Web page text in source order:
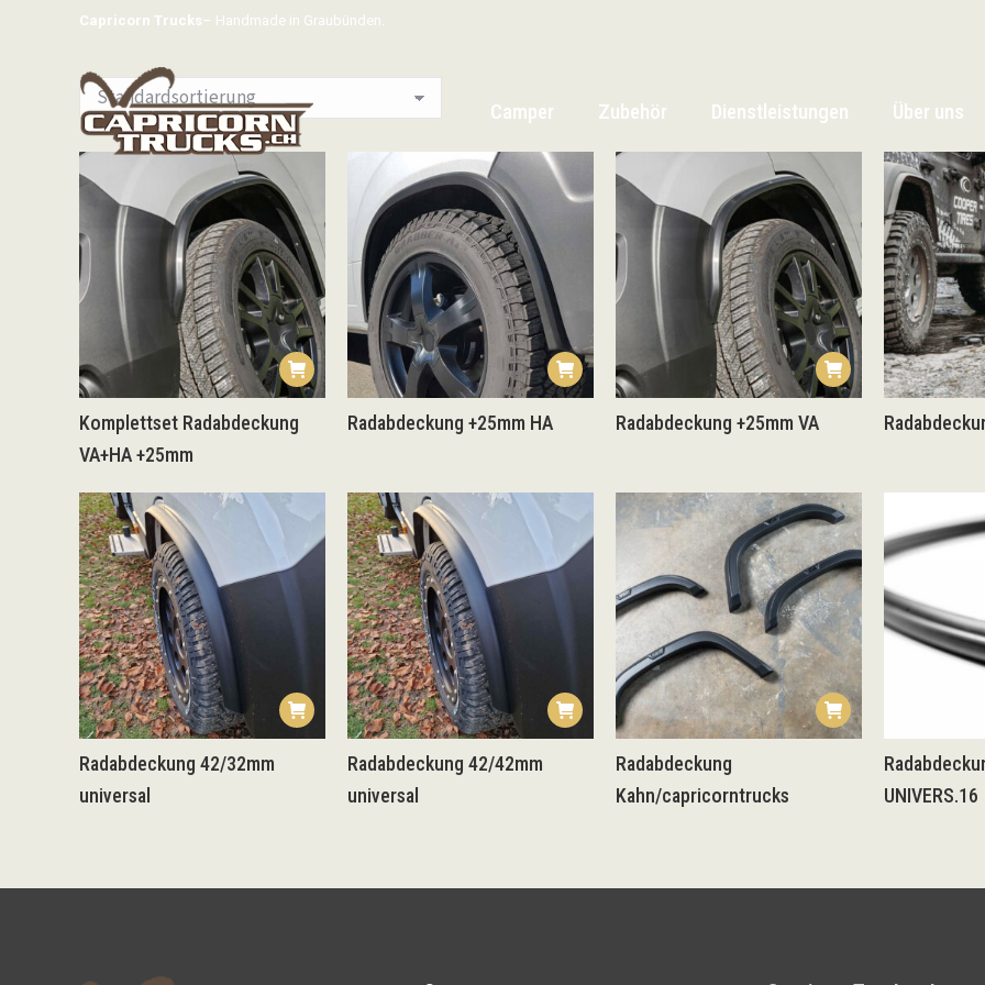
Capricorn Trucks– Handmade in Graubünden.
Camper Zubehör Dienstleistungen Über uns
Komplettset Radabdeckung
VA+HA +25mm
Radabdeckung +25mm HA Radabdeckung +25mm VA
Radabdeckung 42/32mm
universal
Radabdeckung 42/42mm
universal
Radabdeckung
Kahn/capricorntrucks
UNIVERS.16